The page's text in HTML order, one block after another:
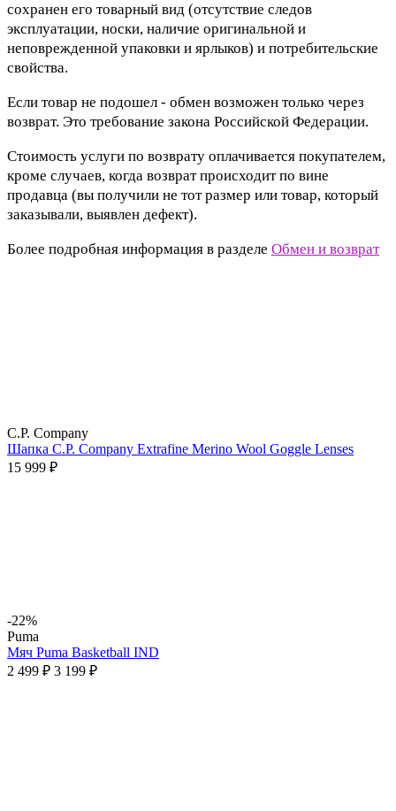
сохранен его товарный вид (отсутствие следов
эксплуатации, носки, наличие оригинальной и
неповрежденной упаковки и ярлыков) и потребительские
свойства.
Если товар не подошел - обмен возможен только через
возврат. Это требование закона Российской Федерации.
Стоимость услуги по возврату оплачивается покупателем,
кроме случаев, когда возврат происходит по вине
продавца (вы получили не тот размер или товар, который
заказывали, выявлен дефект).
Более подробная информация в разделе Обмен и возврат
C.P. Company
Шапка C.P. Company Extrafine Merino Wool Goggle Lenses
15 999 ₽
-22%
Puma
Мяч Puma Basketball IND
2 499 ₽ 3 199 ₽